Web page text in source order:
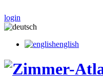
login
english